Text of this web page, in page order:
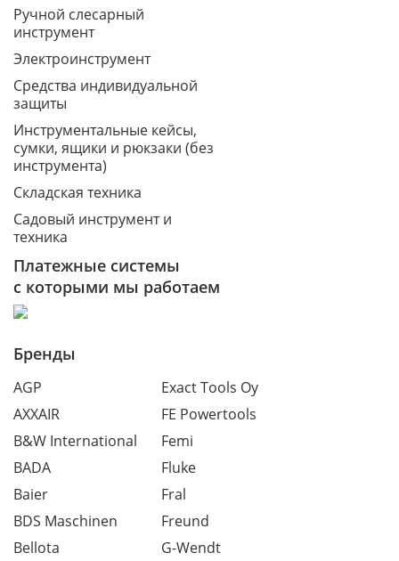
Ручной слесарный
инструмент
Электроинструмент
Средства индивидуальной
защиты
Инструментальные кейсы,
сумки, ящики и рюкзаки (без
инструмента)
Складская техника
Садовый инструмент и
техника
Платежные системы
с которыми мы работаем
Бренды
AGP
AXXAIR
B&W International
BADA
Baier
BDS Maschinen
Bellota
Exact Tools Oy
FE Powertools
Femi
Fluke
Fral
Freund
G-Wendt